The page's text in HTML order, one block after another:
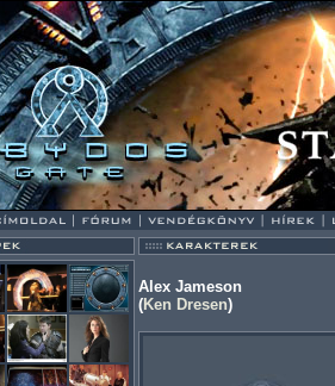
Alex Jameson
(Ken Dresen)